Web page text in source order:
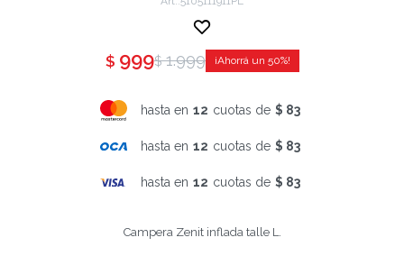
$ 999$ 1.999 50
hasta en 12 cuotas de $ 83
hasta en 12 cuotas de $ 83
hasta en 12 cuotas de $ 83
Campera Zenit inflada talle L.